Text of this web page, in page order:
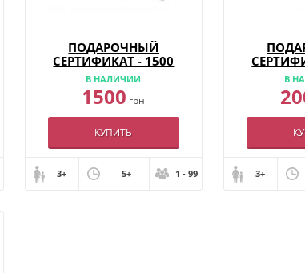
ПОДАРОЧНЫЙ
СЕРТИФИКАТ - 1500
В НАЛИЧИИ
1500 грн
КУПИТЬ
3+ 5+ 1 - 99
В
3+